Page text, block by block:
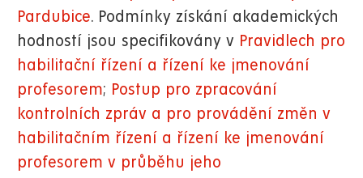
Pardubice. Podmínky získání akademických
hodností jsou specifikovány v Pravidlech pro
habilitační řízení a řízení ke jmenování
profesorem; Postup pro zpracování
kontrolních zpráv a pro provádění změn v
habilitačním řízení a řízení ke jmenování
profesorem v průběhu jeho